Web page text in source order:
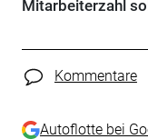
Mitarbeiterzahl
Kommentare
Autoflotte bei